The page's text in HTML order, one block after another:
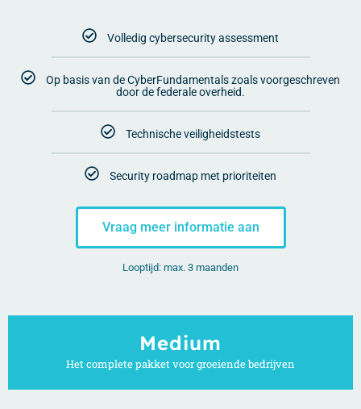
Volledig cybersecurity assessment
Op basis van de CyberFundamentals zoals voorgeschreven
door de federale overheid.
Technische veiligheidstests
Security roadmap met prioriteiten
Vraag meer informatie aan
Looptijd: max. 3 maanden
Medium
Het complete pakket voor groeiende bedrijven